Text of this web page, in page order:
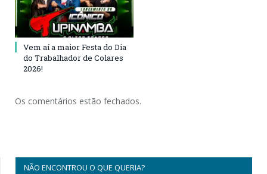
Vem aí a maior Festa do Dia
do Trabalhador de Colares
2026!
Os comentários estão fechados.
NÃO ENCONTROU O QUE QUERIA?